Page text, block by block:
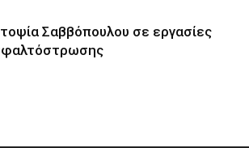
Σαββόπουλου σε εργασίες